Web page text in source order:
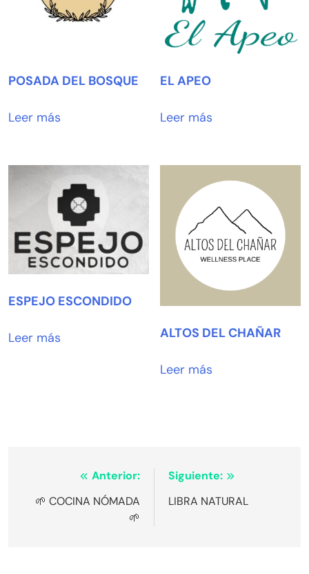
POSADA DEL BOSQUE
Leer más
EL APEO
Leer más
ESPEJO ESCONDIDO
Leer más ALTOS DEL CHAÑAR
Leer más
Navegación
de
Anterior:
🌱 COCINA NÓMADA
🌱
Siguiente:
LIBRA NATURAL